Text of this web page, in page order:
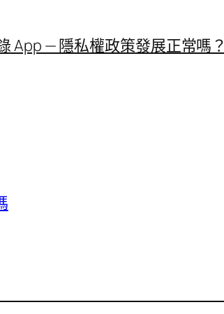
App — 隱私權政策發展正常嗎？